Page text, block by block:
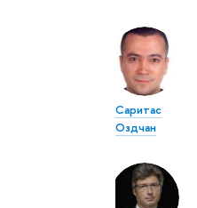
Саритас
Оздчан